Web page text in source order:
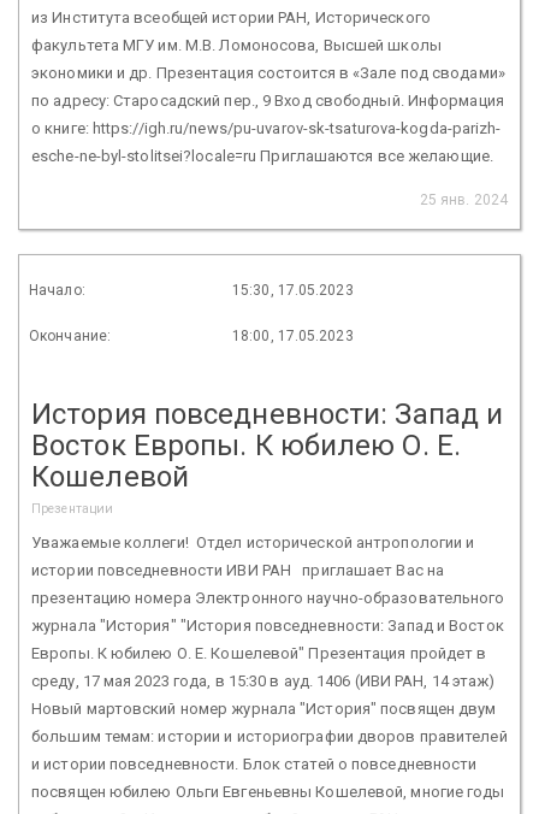
из Института всеобщей истории РАН, Исторического
факультета МГУ им. М.В. Ломоносова, Высшей школы
экономики и др. Презентация состоится в «Зале под сводами»
по адресу: Старосадский пер., 9 Вход свободный. Информация
о книге: https://igh.ru/news/pu-uvarov-sk-tsaturova-kogda-parizh-
esche-ne-byl-stolitsei?locale=ru Приглашаются все желающие.
25 янв. 2024
Начало: 15:30, 17.05.2023
Окончание: 18:00, 17.05.2023
История повседневности: Запад и
Восток Европы. К юбилею О. Е.
Кошелевой
Презентации
Уважаемые коллеги! Отдел исторической антропологии и
истории повседневности ИВИ РАН приглашает Вас на
презентацию номера Электронного научно-образовательного
журнала "История" "История повседневности: Запад и Восток
Европы. К юбилею О. Е. Кошелевой" Презентация пройдет в
среду, 17 мая 2023 года, в 15:30 в ауд. 1406 (ИВИ РАН, 14 этаж)
Новый мартовский номер журнала "История" посвящен двум
большим темам: истории и историографии дворов правителей
и истории повседневности. Блок статей о повседневности
посвящен юбилею Ольги Евгеньевны Кошелевой, многие годы